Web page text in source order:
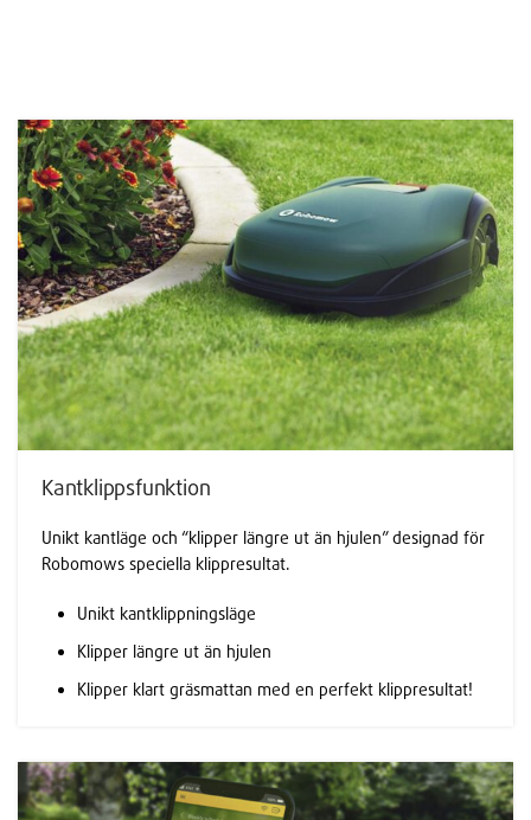
Kantklippsfunktion
Unikt kantläge och “klipper längre ut än hjulen” designad för
Robomows speciella klippresultat.
Unikt kantklippningsläge
Klipper längre ut än hjulen
Klipper klart gräsmattan med en perfekt klippresultat!